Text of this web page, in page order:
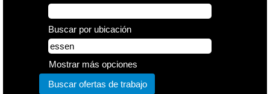
Buscar por ubicación
Mostrar más opciones